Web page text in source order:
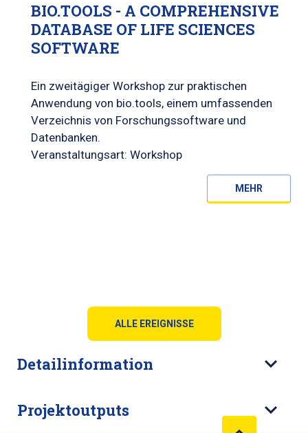
BIO.TOOLS - A COMPREHENSIVE
DATABASE OF LIFE SCIENCES
SOFTWARE
Ein zweitägiger Workshop zur praktischen
Anwendung von bio.tools, einem umfassenden
Verzeichnis von Forschungssoftware und
Datenbanken.
Veranstaltungsart: Workshop
MEHR
ALLE EREIGNISSE
Detailinformation
Projektoutputs